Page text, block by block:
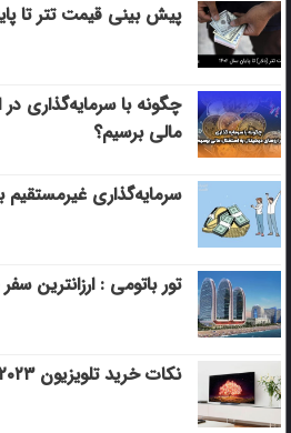
پیش بینی قیمت تتر تا پایان
چگونه با سرمایه‌گذاری در
مالی برسیم؟
سرمایه‌گذاری
تور باتومی : ارزانترین سفر
نکات خرید تلویزیون ۲۰۲۳